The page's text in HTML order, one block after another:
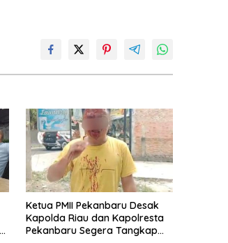
Ketua PMII Pekanbaru Desak
Kapolda Riau dan Kapolresta
Pekanbaru Segera Tangkap